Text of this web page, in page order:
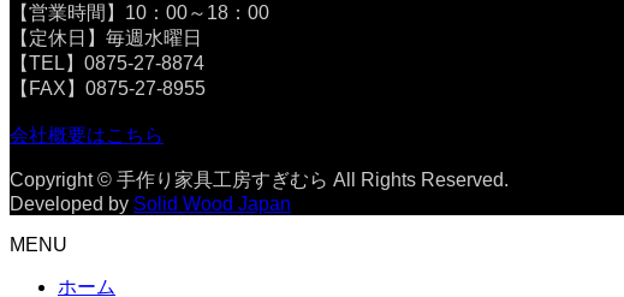
【営業時間】10：00～18：00
【定休日】毎週水曜日
【TEL】0875-27-8874
【FAX】0875-27-8955
会社概要はこちら
Copyright © 手作り家具工房すぎむら All Rights Reserved.
Developed by Solid Wood Japan
MENU
ホーム